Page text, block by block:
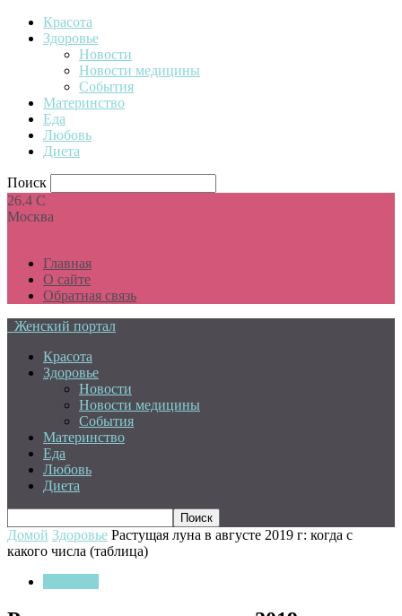
Красота
Здоровье
Новости
Новости медицины
События
Материнство
Еда
Любовь
Диета
Поиск
26.4 C
Москва
Главная
О сайте
Обратная связь
Женский портал
Красота
Здоровье
Новости
Новости медицины
События
Материнство
Еда
Любовь
Диета
Домой Здоровье Растущая луна в августе 2019 г: когда с
какого числа (таблица)